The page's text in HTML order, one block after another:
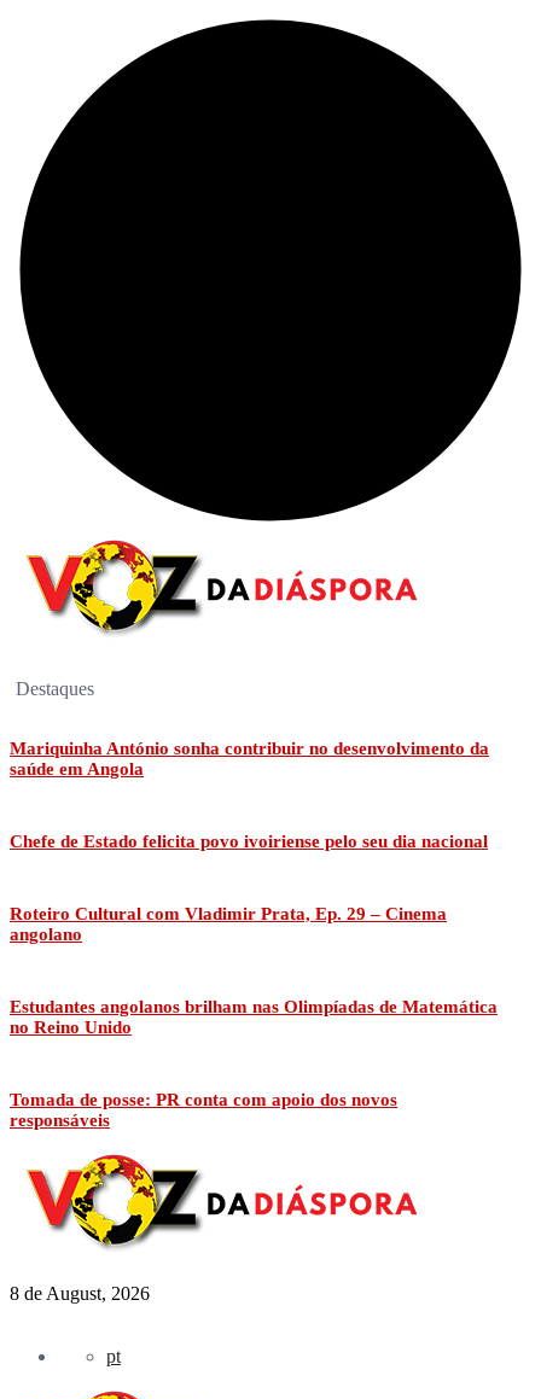
Destaques
Mariquinha António sonha contribuir no desenvolvimento da
saúde em Angola
Chefe de Estado felicita povo ivoiriense pelo seu dia nacional
Roteiro Cultural com Vladimir Prata, Ep. 29 – Cinema
angolano
Estudantes angolanos brilham nas Olimpíadas de Matemática
no Reino Unido
Tomada de posse: PR conta com apoio dos novos
responsáveis
8 de August, 2026
pt